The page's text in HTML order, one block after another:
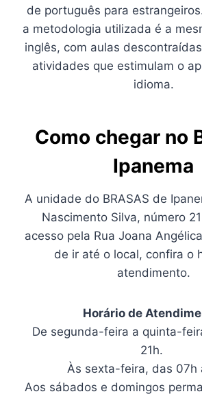
de português para
a metodologia utilizada é a
inglês, com aulas
atividades que estimulam o
idioma.
Como chegar no
Ipanema
A unidade do BRASAS de
Nascimento Silva, número
acesso pela Rua Joana
de ir até o local, confira o
atendimento.
Horário de
De segunda-feira a quinta-
21h.
Às sexta-feira, das 07h
Aos sábados e domingos